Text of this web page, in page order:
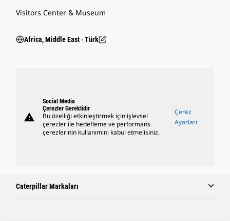
Visitors Center & Museum
Africa, Middle East ‧ Türk
warning
Social Media
Çerezler Gereklidir
Bu özelliği etkinleştirmek için işlevsel
çerezler ile hedefleme ve performans
çerezlerinin kullanımını kabul etmelisiniz.
Çerez
Ayarları
Caterpillar Markaları